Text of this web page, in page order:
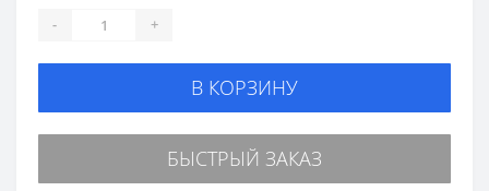
- +
В КОРЗИНУ
БЫСТРЫЙ ЗАКАЗ